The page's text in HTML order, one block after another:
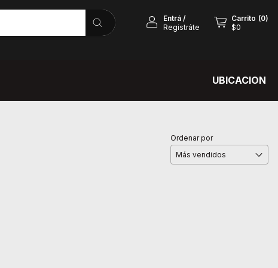
Entrá/
Registráte
Carrito (0)
$0
UBICACION
Ordenar por